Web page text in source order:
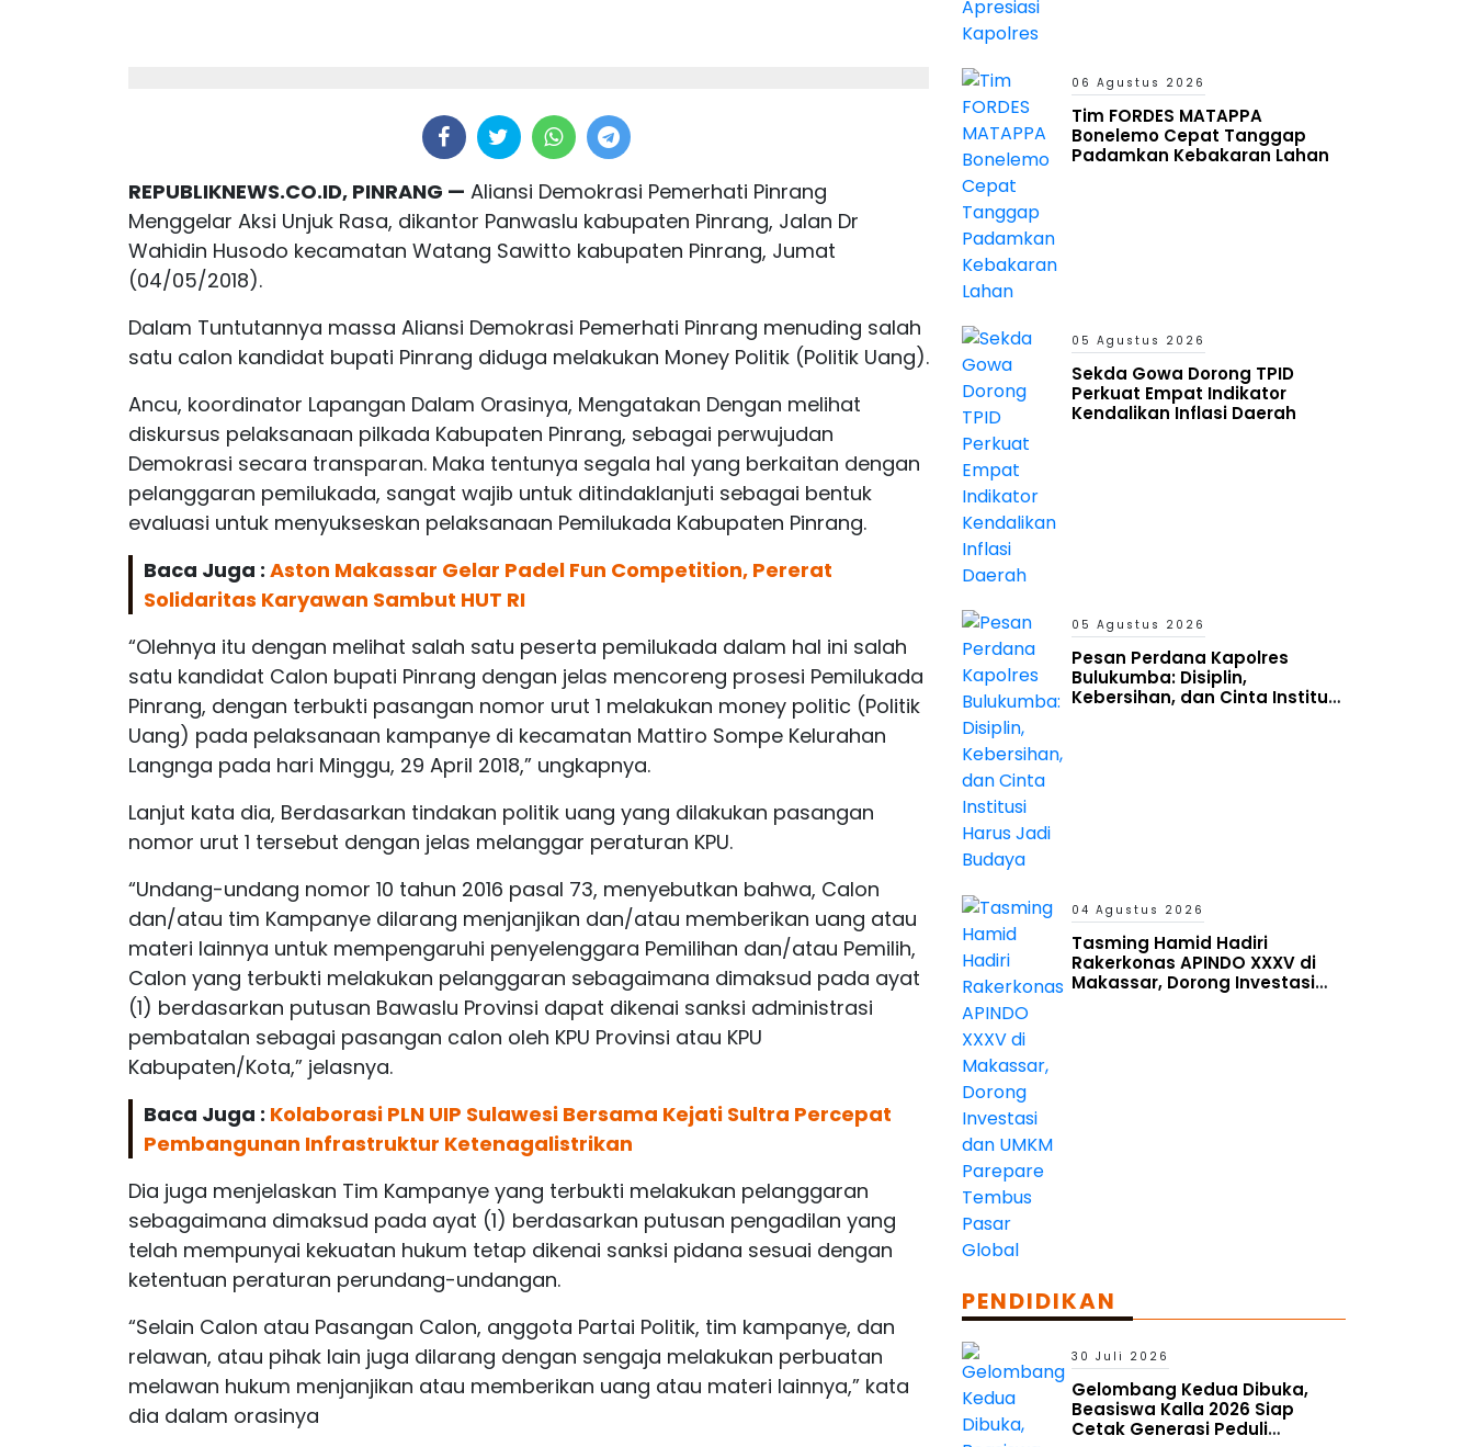
REPUBLIKNEWS.CO.ID, PINRANG — Aliansi Demokrasi Pemerhati Pinrang
Menggelar Aksi Unjuk Rasa, dikantor Panwaslu kabupaten Pinrang, Jalan Dr
Wahidin Husodo kecamatan Watang Sawitto kabupaten Pinrang, Jumat
(04/05/2018).
Dalam Tuntutannya massa Aliansi Demokrasi Pemerhati Pinrang menuding salah
satu calon kandidat bupati Pinrang diduga melakukan Money Politik (Politik Uang).
Ancu, koordinator Lapangan Dalam Orasinya, Mengatakan Dengan melihat
diskursus pelaksanaan pilkada Kabupaten Pinrang, sebagai perwujudan
Demokrasi secara transparan. Maka tentunya segala hal yang berkaitan dengan
pelanggaran pemilukada, sangat wajib untuk ditindaklanjuti sebagai bentuk
evaluasi untuk menyukseskan pelaksanaan Pemilukada Kabupaten Pinrang.
Baca Juga : Aston Makassar Gelar Padel Fun Competition, Pererat
Solidaritas Karyawan Sambut HUT RI
“Olehnya itu dengan melihat salah satu peserta pemilukada dalam hal ini salah
satu kandidat Calon bupati Pinrang dengan jelas mencoreng prosesi Pemilukada
Pinrang, dengan terbukti pasangan nomor urut 1 melakukan money politic (Politik
Uang) pada pelaksanaan kampanye di kecamatan Mattiro Sompe Kelurahan
Langnga pada hari Minggu, 29 April 2018,” ungkapnya.
Lanjut kata dia, Berdasarkan tindakan politik uang yang dilakukan pasangan
nomor urut 1 tersebut dengan jelas melanggar peraturan KPU.
“Undang-undang nomor 10 tahun 2016 pasal 73, menyebutkan bahwa, Calon
dan/atau tim Kampanye dilarang menjanjikan dan/atau memberikan uang atau
materi lainnya untuk mempengaruhi penyelenggara Pemilihan dan/atau Pemilih,
Calon yang terbukti melakukan pelanggaran sebagaimana dimaksud pada ayat
(1) berdasarkan putusan Bawaslu Provinsi dapat dikenai sanksi administrasi
pembatalan sebagai pasangan calon oleh KPU Provinsi atau KPU
Kabupaten/Kota,” jelasnya.
Baca Juga : Kolaborasi PLN UIP Sulawesi Bersama Kejati Sultra Percepat
Pembangunan Infrastruktur Ketenagalistrikan
Dia juga menjelaskan Tim Kampanye yang terbukti melakukan pelanggaran
sebagaimana dimaksud pada ayat (1) berdasarkan putusan pengadilan yang
telah mempunyai kekuatan hukum tetap dikenai sanksi pidana sesuai dengan
ketentuan peraturan perundang-undangan.
“Selain Calon atau Pasangan Calon, anggota Partai Politik, tim kampanye, dan
relawan, atau pihak Iain juga dilarang dengan sengaja melakukan perbuatan
melawan hukum menjanjikan atau memberikan uang atau materi lainnya,” kata
dia dalam orasinya
06 Agustus 2026
Tim FORDES MATAPPA
Bonelemo Cepat Tanggap
Padamkan Kebakaran Lahan
05 Agustus 2026
Sekda Gowa Dorong TPID
Perkuat Empat Indikator
Kendalikan Inflasi Daerah
05 Agustus 2026
Pesan Perdana Kapolres
Bulukumba: Disiplin,
Kebersihan, dan Cinta Institusi
04 Agustus 2026
Tasming Hamid Hadiri
Rakerkonas APINDO XXXV di
Makassar, Dorong Investasi
PENDIDIKAN
30 Juli 2026
Gelombang Kedua Dibuka,
Beasiswa Kalla 2026 Siap
Cetak Generasi Peduli